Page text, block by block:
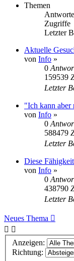
Themen
Zugriffe
Letzter
Aktuelle
von Info »
0
159539
Letzter
"Ich kann aber
von Info »
0
588479
Letzter
Diese
von Info »
0
438790
Letzter
Neues Thema
Anzeigen:
Richtung: